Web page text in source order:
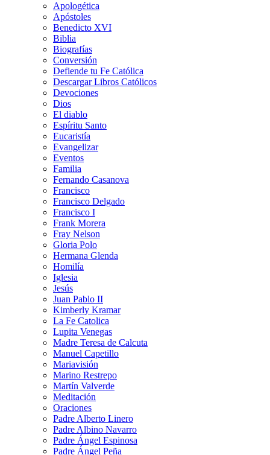
Apologética
Apóstoles
Benedicto XVI
Biblia
Biografías
Conversión
Defiende tu Fe Católica
Descargar Libros Católicos
Devociones
Dios
El diablo
Espíritu Santo
Eucaristía
Evangelizar
Eventos
Familia
Fernando Casanova
Francisco
Francisco Delgado
Francisco I
Frank Morera
Fray Nelson
Gloria Polo
Hermana Glenda
Homilía
Iglesia
Jesús
Juan Pablo II
Kimberly Kramar
La Fe Catolica
Lupita Venegas
Madre Teresa de Calcuta
Manuel Capetillo
Mariavisión
Marino Restrepo
Martín Valverde
Meditación
Oraciones
Padre Alberto Linero
Padre Albino Navarro
Padre Ángel Espinosa
Padre Ángel Peña